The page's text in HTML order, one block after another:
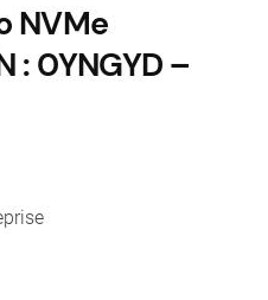
NVMe
: 0YNGYD –